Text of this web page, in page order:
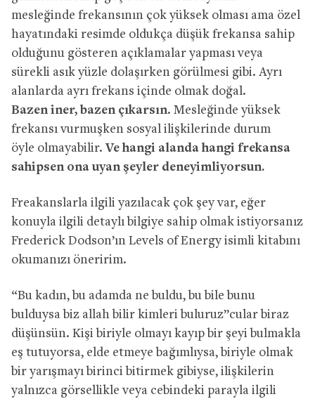
mesleğinde frekansının çok yüksek olması ama özel
hayatındaki resimde oldukça düşük frekansa sahip
olduğunu gösteren açıklamalar yapması veya
sürekli asık yüzle dolaşırken görülmesi gibi. Ayrı
alanlarda ayrı frekans içinde olmak doğal.
Bazen iner, bazen çıkarsın. Mesleğinde yüksek
frekansı vurmuşken sosyal ilişkilerinde durum
öyle olmayabilir. Ve hangi alanda hangi frekansa
sahipsen ona uyan şeyler deneyimliyorsun.
Freakanslarla ilgili yazılacak çok şey var, eğer
konuyla ilgili detaylı bilgiye sahip olmak istiyorsanız
Frederick Dodson’ın Levels of Energy isimli kitabını
okumanızı öneririm.
“Bu kadın, bu adamda ne buldu, bu bile bunu
bulduysa biz allah bilir kimleri buluruz”cular biraz
düşünsün. Kişi biriyle olmayı kayıp bir şeyi bulmakla
eş tutuyorsa, elde etmeye bağımlıysa, biriyle olmak
bir yarışmayı birinci bitirmek gibiyse, ilişkilerin
yalnızca görsellikle veya cebindeki parayla ilgili